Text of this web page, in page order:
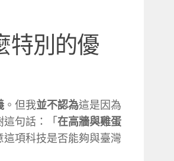
特別的優
。但我並不認為這是因為
句話：「 在高牆與雞蛋
這項科技是否能夠與臺灣